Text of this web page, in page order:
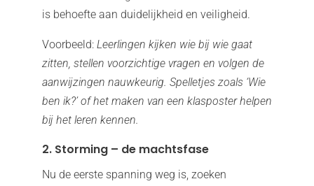
is behoefte aan duidelijkheid en veiligheid.
Voorbeeld: Leerlingen kijken wie bij wie gaat
zitten, stellen voorzichtige vragen en volgen de
aanwijzingen nauwkeurig. Spelletjes zoals ‘Wie
ben ik?’ of het maken van een klasposter helpen
bij het leren kennen.
2. Storming – de machtsfase
Nu de eerste spanning weg is, zoeken